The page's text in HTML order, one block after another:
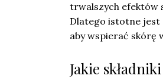
trwalszych efektów
Dlatego istotne jest
aby wspierać skórę
Jakie